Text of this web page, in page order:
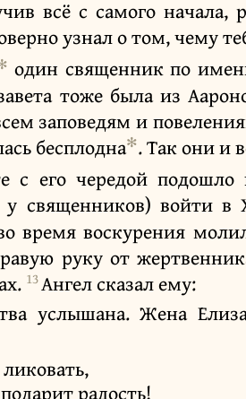
всё с самого начала,
узнал о том, чему
один священник по
тоже была из
заповедям и
бесплодна✻. Так они и
с его чередой
священников) войти в
время воскурения
руку от
13Ангел сказал ему:
услышана. Жена
радость!